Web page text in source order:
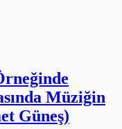
Müziğin
Güneş)